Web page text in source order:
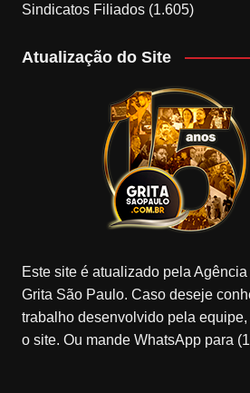
Sindicatos Filiados(1.605)
Atualização do Site
Este site é atualizado pela
Grita São Paulo. Caso deseje
trabalho desenvolvido pela
o site. Ou mande WhatsApp para